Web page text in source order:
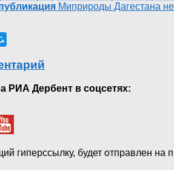
Миприроды Дагестана
РИА Дербент в соцсетях:
гиперссылку, будет отправлен на